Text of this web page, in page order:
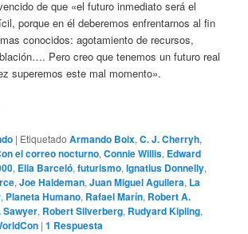
de que «el futuro inmediato será el
porque en él deberemos enfrentarnos al fin
conocidos: agotamiento de recursos,
Pero creo que tenemos un futuro real
superemos este mal momento».
| Etiquetado Armando Boix,C. J. Cherryh,
el correo nocturno,Connie Willis, Edward
, Elia Barceló,futurismo,Ignatius Donnelly,
,Joe Haldeman,Juan Miguel Aguilera, La
, Planeta Humano, Rafael Marín, Robert A.
Sawyer, Robert Silverberg, Rudyard Kipling,
|1 Respuesta